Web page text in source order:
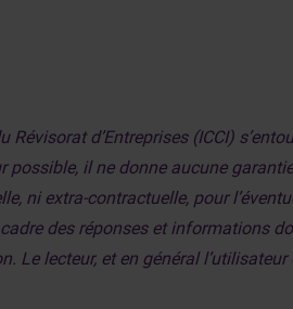
d’Entreprises (ICCI)
il ne donne aucune
ni extra-contractuelle, pour
des réponses et informations
Le lecteur, et en général l’utilisateur